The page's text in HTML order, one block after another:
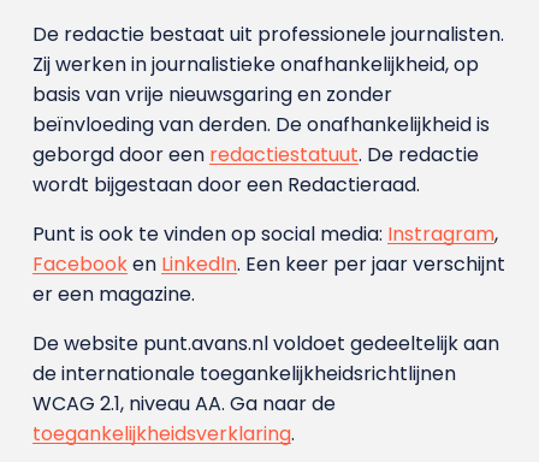
De redactie bestaat uit professionele journalisten.
Zij werken in journalistieke onafhankelijkheid, op
basis van vrije nieuwsgaring en zonder
beïnvloeding van derden. De onafhankelijkheid is
geborgd door een redactiestatuut. De redactie
wordt bijgestaan door een Redactieraad.
Punt is ook te vinden op social media: Instragram,
Facebooken LinkedIn. Een keer per jaar verschijnt
er een magazine.
De website punt.avans.nl voldoet gedeeltelijk aan
de internationale toegankelijkheidsrichtlijnen
WCAG 2.1, niveau AA. Ga naar de
toegankelijkheidsverklaring.